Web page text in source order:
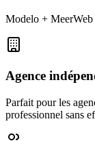
Modelo +
Agence
Parfait pour les
professionnel sans